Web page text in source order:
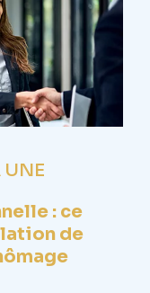
UNE
: ce
de